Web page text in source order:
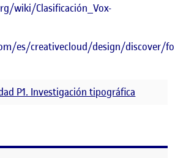
wiki/Clasificación_Vox-
es/creativecloud/design/discover/
P1. Investigación tipográfica